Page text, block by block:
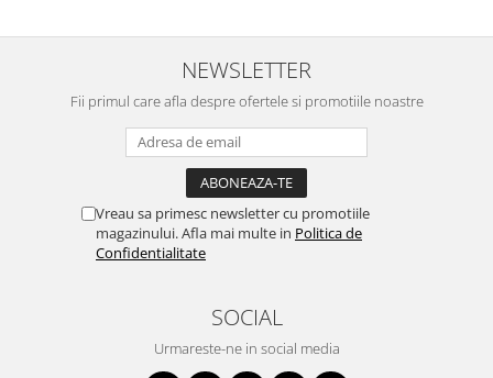
NEWSLETTER
Fii primul care afla despre ofertele si promotiile noastre
Vreau sa primesc newsletter cu promotiile
magazinului. Afla mai multe in Politica de
Confidentialitate
SOCIAL
Urmareste-ne in social media